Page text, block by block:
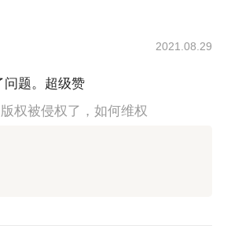
2021.08.29
问题。超级赞
权被侵权了，如何维权